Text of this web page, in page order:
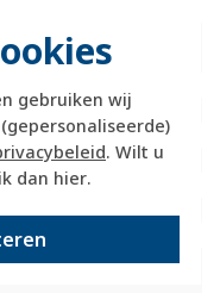
gebruiken wij
. Wilt u
dan hier.
en